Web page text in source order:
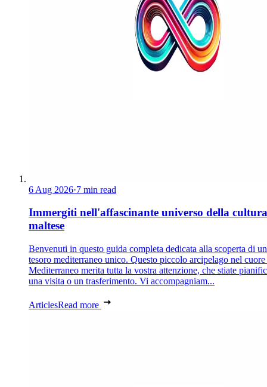
6 Aug 2026·7 min read
Immergiti nell'affascinante universo della cultura
maltese
Benvenuti in questo guida completa dedicata alla scoperta di un
tesoro mediterraneo unico. Questo piccolo arcipelago nel
Mediterraneo merita tutta la vostra attenzione, che stiate
una visita o un trasferimento. Vi accompagniam...
ArticlesRead more